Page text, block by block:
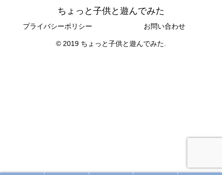
ちょっと子供と遊んでみた
プライバシーポリシー お問い合わせ
© 2019 ちょっと子供と遊んでみた.